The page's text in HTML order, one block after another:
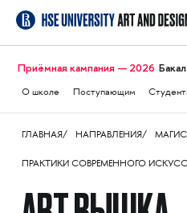
Приёмная кампания — 2026
О школе Поступающим
ГЛАВНАЯ НАПРАВЛЕНИЯ
ПРАКТИКИ СОВРЕМЕННОГО